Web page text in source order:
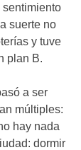
sentimiento
suerte no
y tuve
plan B.
a ser
múltiples:
hay nada
dormir